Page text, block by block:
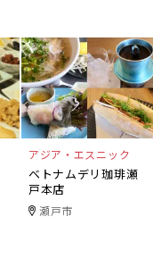
アジア・エスニック
ベトナムデリ珈琲瀬
戸本店
瀬戸市